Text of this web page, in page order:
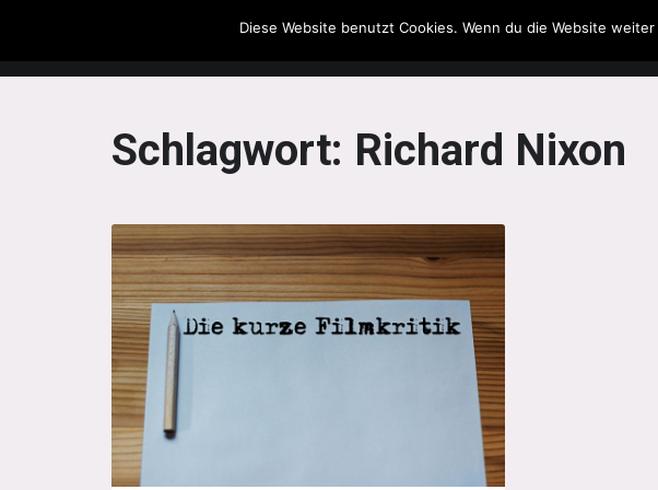
The Howling Men Filme &
Schlagwort: Richard Nixon
Diese Website benutzt Cookies. Wenn du die Website